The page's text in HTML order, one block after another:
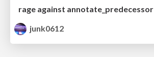
rage against annotate_predecessor
junk0612